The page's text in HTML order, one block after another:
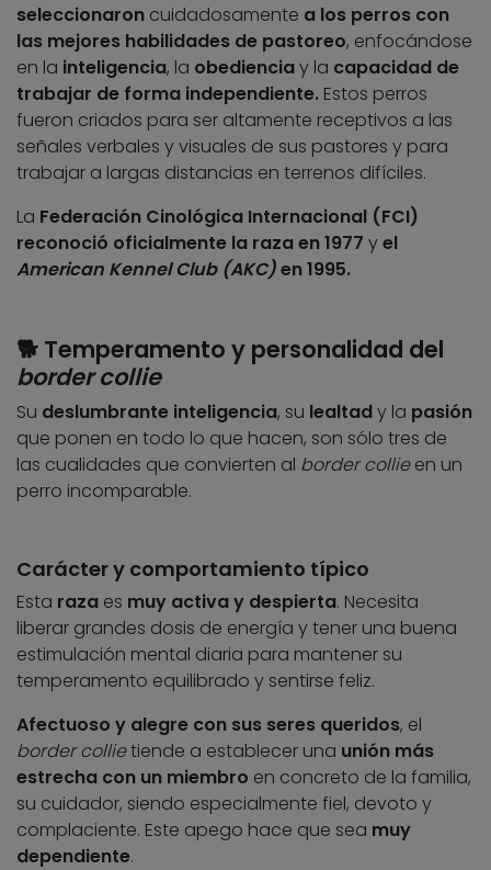
seleccionaron cuidadosamente a los perros con
las mejores habilidades de pastoreo, enfocándose
en la inteligencia, la obedienciay la capacidad de
trabajar de forma independiente. Estos perros
fueron criados para ser altamente receptivos a las
señales verbales y visuales de sus pastores y para
trabajar a largas distancias en terrenos difíciles.
La Federación Cinológica Internacional (FCI)
reconoció oficialmente la raza en 1977 yel
American Kennel Club (AKC)en 1995.
🐕 Temperamento y personalidad del
border collie
Su deslumbrante inteligencia, su lealtady la pasión
que ponen en todo lo que hacen, son sólo tres de
las cualidades que convierten al border collieen un
perro incomparable.
Carácter y comportamiento típico
Esta raza es muy activa y despierta. Necesita
liberar grandes dosis de energía y tener una buena
estimulación mental diaria para mantener su
temperamento equilibrado y sentirse feliz.
Afectuoso y alegre con sus seres queridos, el
border collietiende a establecer una unión más
estrecha con un miembro en concreto de la familia,
su cuidador, siendo especialmente fiel, devoto y
complaciente. Este apego hace que sea muy
dependiente.